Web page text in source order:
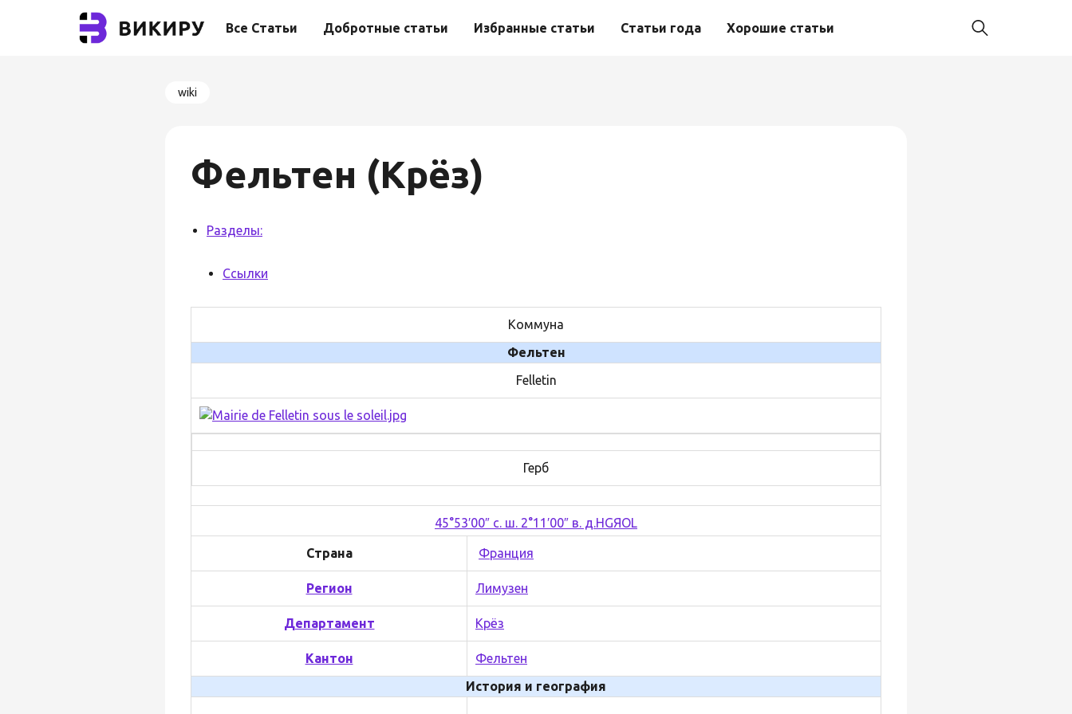
Все Статьи Добротные статьи Избранные статьи Статьи года Хорошие статьи
wiki
Фельтен (Крёз)
Разделы:
Ссылки
Коммуна
Фельтен
Felletin
Герб
45°53′00″ с. ш. 2°11′00″ в. д.HGЯOL
Страна Франция
Регион Лимузен
Департамент Крёз
Кантон
Фельтен
История и география